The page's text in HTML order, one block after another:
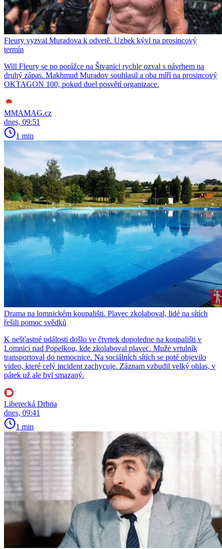
Fleury vyzval Muradova k odvetě. Uzbek kývl na prosincový
termín
Will Fleury se po porážce na Štvanici rychle ozval s návrhem na
druhý zápas. Makhmud Muradov souhlasil a oba míří na prosincový
OKTAGON 100, pokud duel posvětí organizace.
MMAMAG.cz
dnes, 09:51
1 min
Drama na lomnickém koupališti. Plavec zkolaboval, lidé na sítích
řešili pomoc svědků
K nešťastné události došlo ve čtvrtek dopoledne na koupališti v
Lomnici nad Popelkou, kde zkolaboval plavec. Muže vrtulník
transportoval do nemocnice. Na sociálních sítích se poté objevilo
video, které celý incident zachycuje. Záznam vzbudil velký ohlas, v
pátek už ale byl smazaný.
Liberecká Drbna
dnes, 09:41
1 min